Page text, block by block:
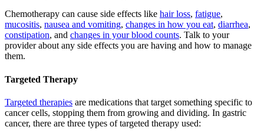
Chemotherapy can cause side effects like hair loss, fatigue,
mucositis, nausea and vomiting, changes in how you eat, diarrhea,
constipation, and changes in your blood counts. Talk to your
provider about any side effects you are having and how to manage
them.
Targeted Therapy
Targeted therapies are medications that target something specific to
cancer cells, stopping them from growing and dividing. In gastric
cancer, there are three types of targeted therapy used: